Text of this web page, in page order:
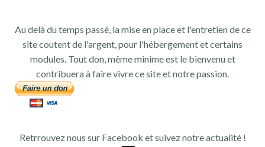
Au delà du temps passé, la mise en place et l'entretien de ce
site coutent de l'argent, pour l'hébergement et certains
modules. Tout don, même minime est le bienvenu et
contribuera à faire vivre ce site et notre passion.
Retrrouvez nous sur Facebook et suivez notre actualité !